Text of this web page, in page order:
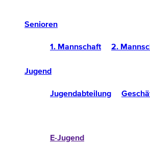
Senioren
1. Mannschaft 2.
Jugend
Jugendabteilung
E-Jugend